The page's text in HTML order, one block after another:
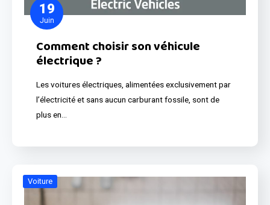
19
Juin
Comment choisir son véhicule
électrique ?
Les voitures électriques, alimentées exclusivement par
l’électricité et sans aucun carburant fossile, sont de
plus en…
Voiture